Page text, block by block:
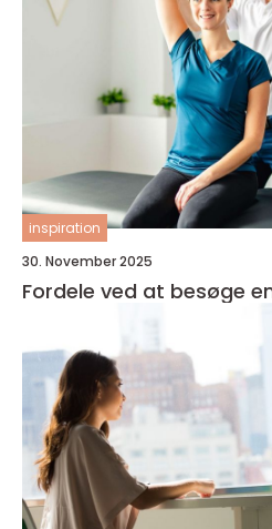
inspiration
30. November 2025
Fordele ved at besøge